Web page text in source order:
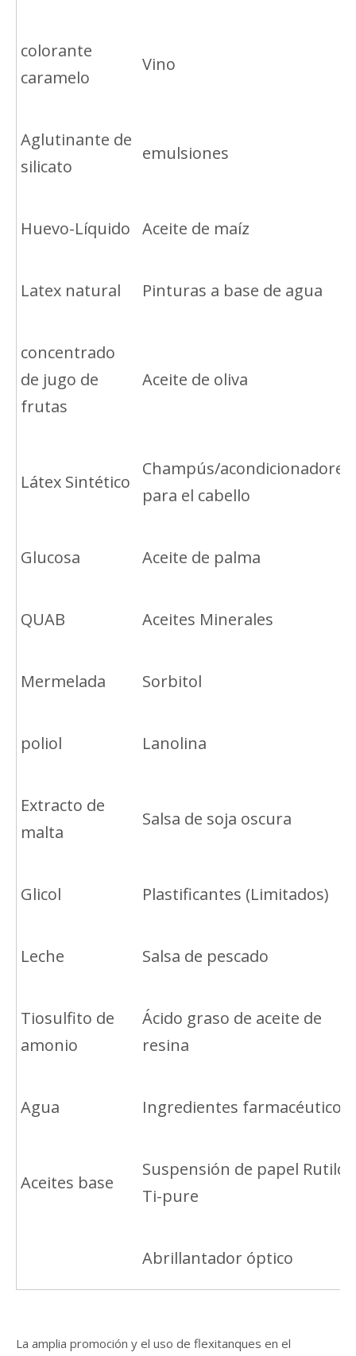
colorante
caramelo
Vino
Aglutinante de
silicato
emulsiones
Huevo-Líquido Aceite de maíz
Latex natural Pinturas a base de agua
concentrado
de jugo de
frutas
Aceite de oliva
Látex Sintético
Champús/acondicionadores
para el cabello
Glucosa Aceite de palma
QUAB Aceites Minerales
Mermelada Sorbitol
poliol Lanolina
Extracto de
malta
Salsa de soja oscura
Glicol Plastificantes (Limitados)
Leche Salsa de pescado
Tiosulfito de
amonio
Ácido graso de aceite de
resina
Agua Ingredientes farmacéuticos
Aceites base
Suspensión de papel Rutilo
Ti-pure
Abrillantador óptico
La amplia promoción y el uso de flexitanques en el